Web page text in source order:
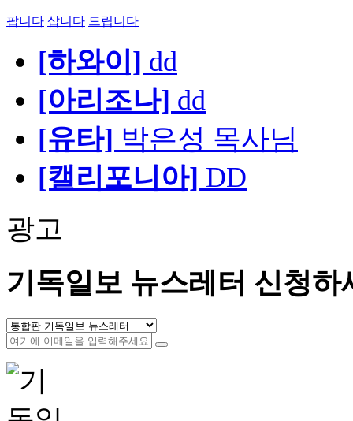
팝니다 삽니다 드립니다
[하와이] dd
[아리조나] dd
[유타] 박은성 목사님
[캘리포니아] DD
광고
기독일보 뉴스레터 신청하